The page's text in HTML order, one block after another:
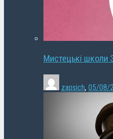
Мистецькі школи
zapsich, 05/08/